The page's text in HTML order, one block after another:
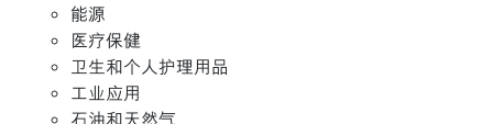
能源
医疗保健
卫生和个人护理用品
工业应用